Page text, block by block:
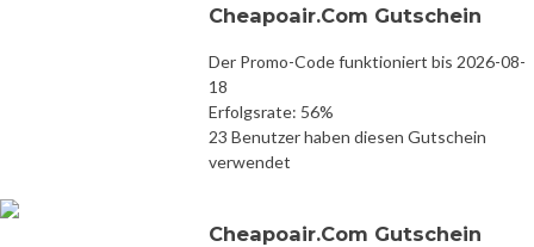
Cheapoair.Com Gutschein
Der Promo-Code funktioniert bis 2026-08-
18
Erfolgsrate: 56%
23 Benutzer haben diesen Gutschein
verwendet
Cheapoair.Com Gutschein